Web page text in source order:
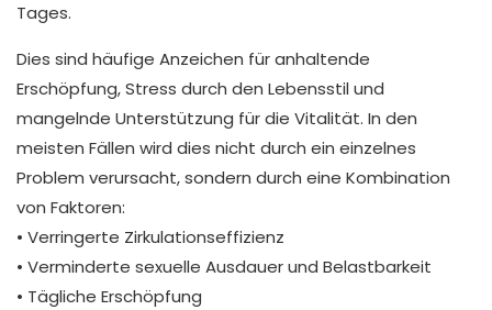
Tages.
Dies sind häufige Anzeichen für anhaltende
Erschöpfung, Stress durch den Lebensstil und
mangelnde Unterstützung für die Vitalität. In den
meisten Fällen wird dies nicht durch ein einzelnes
Problem verursacht, sondern durch eine Kombination
von Faktoren:
• Verringerte Zirkulationseffizienz
• Verminderte sexuelle Ausdauer und Belastbarkeit
• Tägliche Erschöpfung